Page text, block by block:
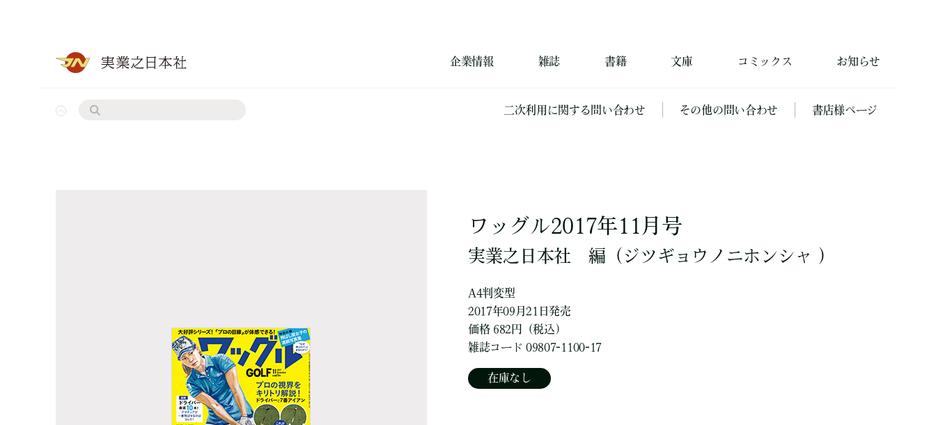
企業情報 雑誌 書籍 文庫 コミックス お知らせ
二次利用に関する問い合わせ その他の問い合わせ 書店様ページ
ワッグル2017年11月号
実業之日本社 編 （ジツギョウノニホンシャ ）
A4判変型
2017年09月21日発売
価格 682円（税込）
雑誌コード 09807-1100-17
在庫なし